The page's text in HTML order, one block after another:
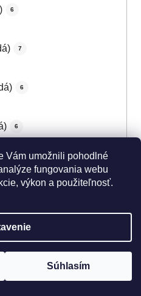
Vám umožnili pohodlné
fungovania webu
výkon a použiteľnosť.
Súhlasím
6
7
6
6
5
6